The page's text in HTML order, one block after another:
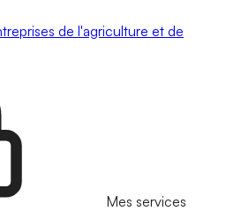
de l'agriculture et de
Mes services